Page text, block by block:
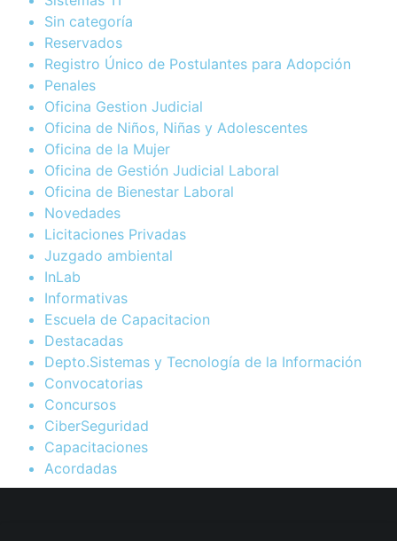
Sin categoría
Reservados
Registro Único de Postulantes para Adopción
Penales
Oficina Gestion Judicial
Oficina de Niños, Niñas y Adolescentes
Oficina de la Mujer
Oficina de Gestión Judicial Laboral
Oficina de Bienestar Laboral
Novedades
Licitaciones Privadas
Juzgado ambiental
InLab
Informativas
Escuela de Capacitacion
Destacadas
Depto.Sistemas y Tecnología de la Información
Convocatorias
Concursos
CiberSeguridad
Capacitaciones
Acordadas